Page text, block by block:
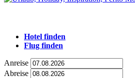
Hotel finden
Flug finden
Anreise
Abreise